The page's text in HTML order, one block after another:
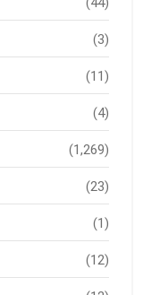
(3)
(11)
(4)
(1,269)
(23)
(1)
(12)